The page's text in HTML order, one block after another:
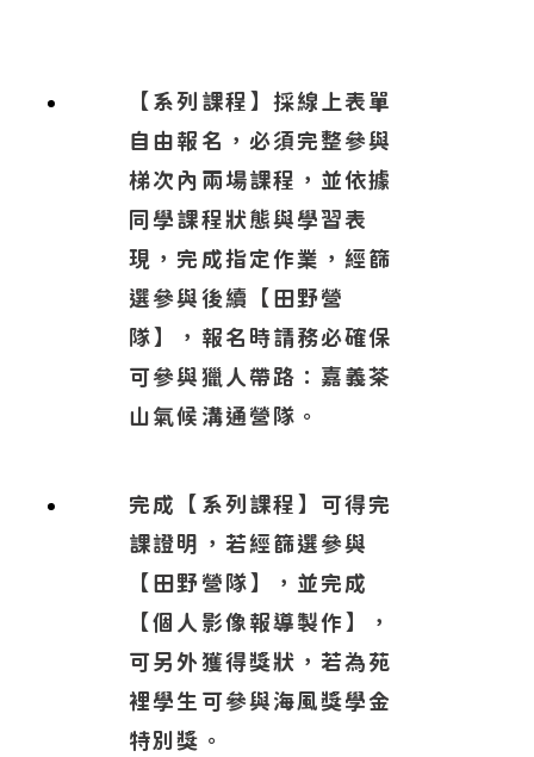
【系列課程】採線上表單
自由報名，必須完整參與
梯次內兩場課程，並依據
同學課程狀態與學習表
現，完成指定作業，經篩
選參與後續【田野營
隊】，報名時請務必確保
可參與獵人帶路：嘉義茶
山氣候溝通營隊。
完成【系列課程】可得完
課證明，若經篩選參與
【田野營隊】，並完成
【個人影像報導製作】，
可另外獲得獎狀，若為苑
裡學生可參與海風獎學金
特別獎。